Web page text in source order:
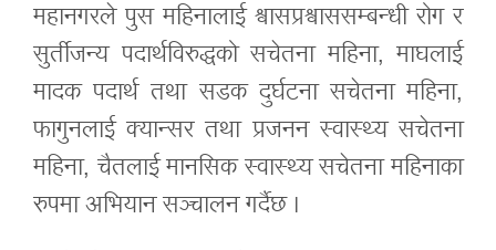
महानगरले पुस महिनालाई श्वासप्रश्वाससम्बन्धी रोग र
सुर्तीजन्य पदार्थविरुद्धको सचेतना महिना, माघलाई
मादक पदार्थ तथा सडक दुर्घटना सचेतना महिना,
फागुनलाई क्यान्सर तथा प्रजनन स्वास्थ्य सचेतना
महिना, चैतलाई मानसिक स्वास्थ्य सचेतना महिनाका
रुपमा अभियान सञ्चालन गर्दैछ ।